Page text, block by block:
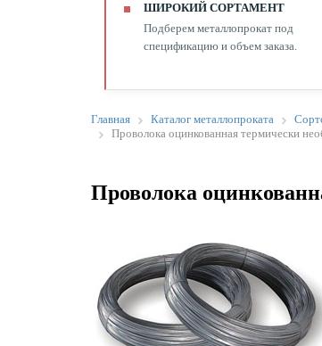
ШИРОКИЙ СОРТАМЕНТ
Подберем металлопрокат под
спецификацию и объем заказа.
Главная Каталог металлопроката
Проволока оцинкованная термически
Проволока